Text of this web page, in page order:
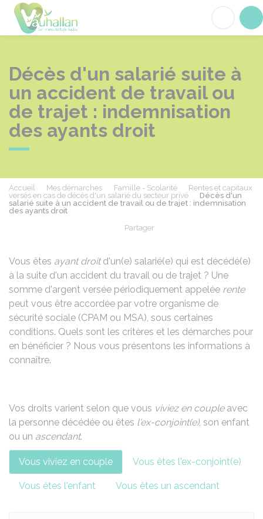
Décès d'un salarié suite à
un accident de travail ou
de trajet : indemnisation
des ayants droit
Accueil Mes démarches Famille - Scolarité
Rentes et capitaux
versés en cas de décès d'un salarié du secteur privé
Décès d'un
salarié suite à un accident de travail ou de trajet : indemnisation
des ayants droit
Partager
Vous êtes ayant droitd'un(e) salarié(e) qui est décédé(e)
à la suite d'un accident du travail ou de trajet ? Une
somme d'argent versée périodiquement appelée rente
peut vous être accordée par votre organisme de
sécurité sociale (CPAM ou MSA), sous certaines
conditions. Quels sont les critères et les démarches pour
en bénéficier ? Nous vous présentons les informations à
connaître.
Vos droits varient selon que vous viviez en coupleavec
la personne décédée ou êtes l'ex-conjoint(e), son enfant
ou un ascendant.
Vous viviez en couple Vous êtes l'ex-conjoint(e)
Vous êtes l'enfant Vous êtes un ascendant